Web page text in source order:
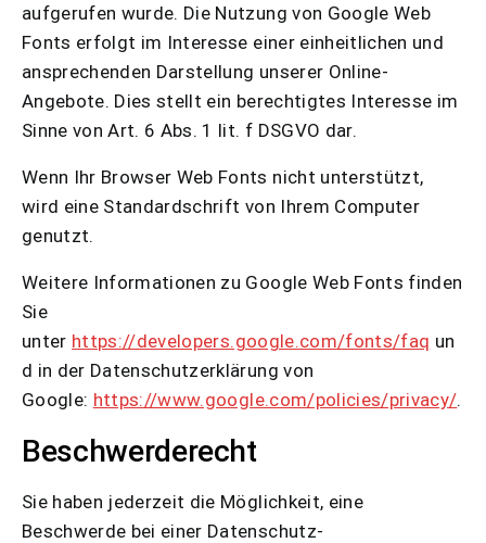
aufgerufen wurde. Die Nutzung von Google Web
Fonts erfolgt im Interesse einer einheitlichen und
ansprechenden Darstellung unserer Online-
Angebote. Dies stellt ein berechtigtes Interesse im
Sinne von Art. 6 Abs. 1 lit. f DSGVO dar.
Wenn Ihr Browser Web Fonts nicht unterstützt,
wird eine Standardschrift von Ihrem Computer
genutzt.
Weitere Informationen zu Google Web Fonts finden
Sie
unter https://developers.google.com/fonts/faq un
d in der Datenschutzerklärung von
Google: https://www.google.com/policies/privacy/.
Beschwerderecht
Sie haben jederzeit die Möglichkeit, eine
Beschwerde bei einer Datenschutz-